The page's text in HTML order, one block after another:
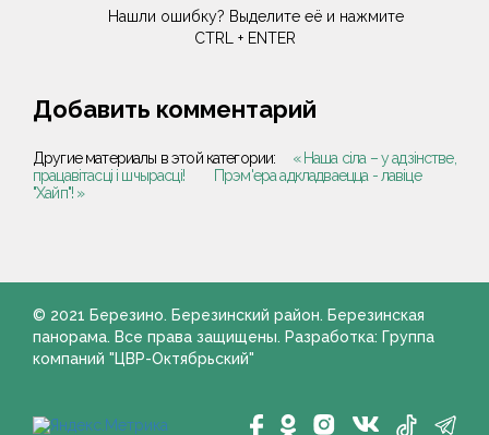
Нашли ошибку? Выделите её и нажмите
CTRL + ENTER
Добавить комментарий
Другие материалы в этой категории:
« Наша сіла – у адзінстве,
працавітасці і шчырасці!
Прэм'ера адкладваецца - лавіце
"Хайп"! »
© 2021 Березино. Березинский район. Березинская
панорама. Все права защищены. Разработка: Группа
компаний "ЦВР-Октябрьский"